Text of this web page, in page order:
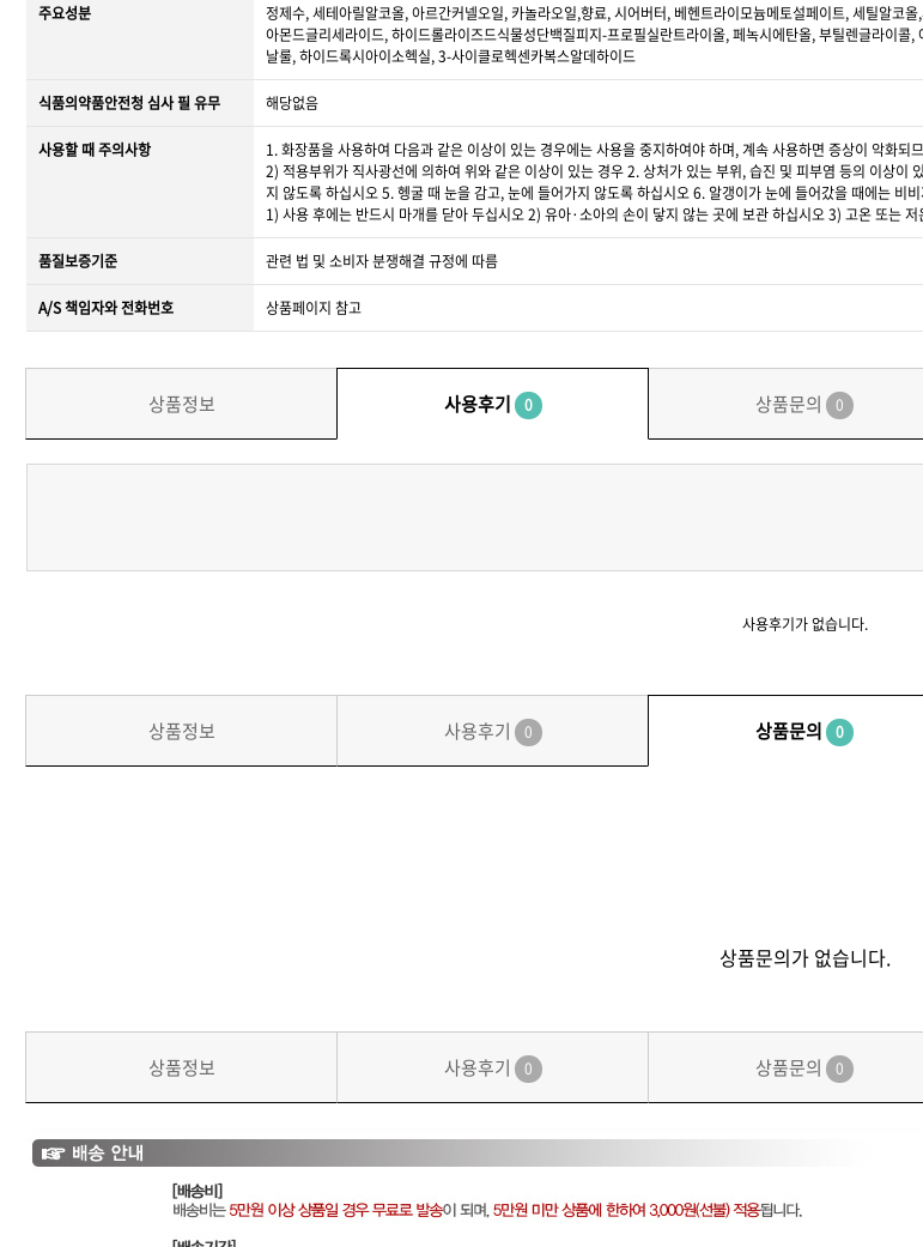
주요성분
정제수, 세테아릴알코올, 아르간커넬오일, 카놀라오일,향료, 시어버터, 베헨트라이모늄메토설페이트, 세틸알
아몬드글리세라이드, 하이드롤라이즈드식물성단백질피지-프로필실란트라이올, 페녹시에탄올, 부틸렌글라이
날룰, 하이드록시아이소헥실, 3-사이클로헥센카복스알데하이드
식품의약품안전청 심사 필 유무 해당없음
사용할 때 주의사항
1. 화장품을 사용하여 다음과 같은 이상이 있는 경우에는 사용을 중지하여야 하며, 계속 사용하면 증상이 악화
2) 적용부위가 직사광선에 의하여 위와 같은 이상이 있는 경우 2. 상처가 있는 부위, 습진 및 피부염 등의 이상
지 않도록 하십시오 5. 헹굴 때 눈을 감고, 눈에 들어가지 않도록 하십시오 6. 알갱이가 눈에 들어갔을 때에는
1) 사용 후에는 반드시 마개를 닫아 두십시오 2) 유아·소아의 손이 닿지 않는 곳에 보관 하십시오 3) 고온 또는
품질보증기준 관련 법 및 소비자 분쟁해결 규정에 따름
A/S 책임자와 전화번호 상품페이지 참고
상품정보 사용후기 0 상품문의 0
사용후기가 없습니다.
상품정보 사용후기 0 상품문의 0
상품문의가 없습니다.
상품정보 사용후기 0 상품문의 0